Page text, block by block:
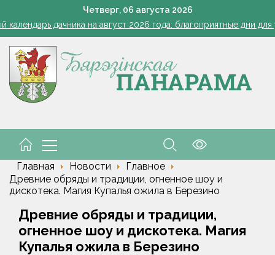
Четверг, 06 августа 2026
Основные факторы опасности при жаре напомнили в
календарь дачника на август 2026 года: благоприятные дни
отправился на Северный полюс в составе международной
"мертвые души". Крупная афера по закупке фруктов и ягод
Основные факторы опасности при жаре напомнили в
Главная Новости
Главное
Древние обряды и традиции, огненное шоу и
дискотека. Магия Купалья ожила в Березино
Древние обряды и традиции,
огненное шоу и дискотека. Магия
Купалья ожила в Березино